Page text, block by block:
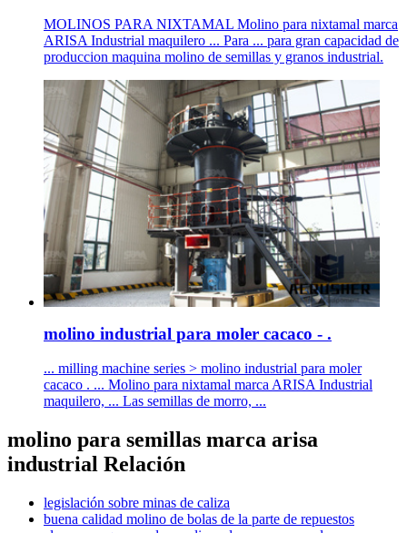
MOLINOS PARA NIXTAMAL Molino para nixtamal marca
ARISA Industrial maquilero ... Para ... para gran capacidad de
produccion maquina molino de semillas y granos industrial.
molino industrial para moler cacaco - .
... milling machine series > molino industrial para moler
cacaco . ... Molino para nixtamal marca ARISA Industrial
maquilero, ... Las semillas de morro, ...
molino para semillas marca arisa
industrial Relación
legislación sobre minas de caliza
buena calidad molino de bolas de la parte de repuestos